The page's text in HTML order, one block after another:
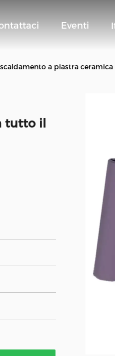
Eventi
a piastra
tutto il